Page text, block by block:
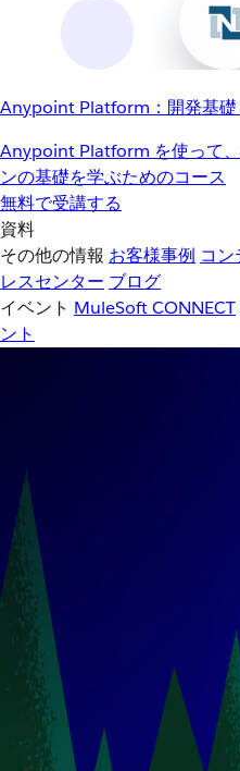
Anypoint Platform：開発基礎
Anypoint Platform を使って
ンの基礎を学ぶためのコース
無料で受講する
資料
その他の情報 お客様事例 コン
レスセンター ブログ
イベント MuleSoft CONNECT
ント